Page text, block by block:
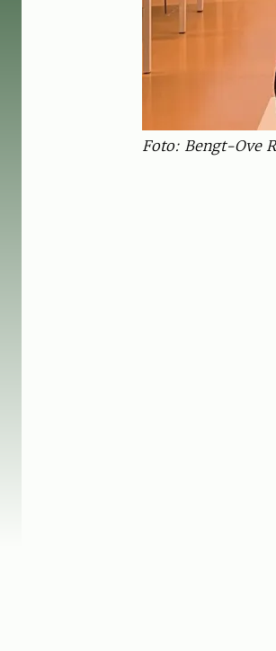
Foto: Bengt-Ove